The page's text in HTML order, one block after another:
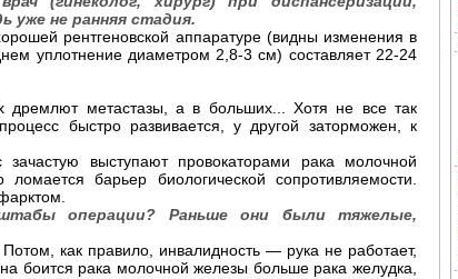
не ранняя стадия.
рентгеновской аппаратуре (видны изменения в
уплотнение диаметром 2,8-3 см) составляет 22-24
метастазы, а в больших... Хотя не все так
быстро развивается, у другой заторможен, к
выступают провокаторами рака молочной
барьер биологической сопротивляемости.
операции? Раньше они были тяжелые,
как правило, инвалидность — рука не работает,
боится рака молочной железы больше рака желудка,